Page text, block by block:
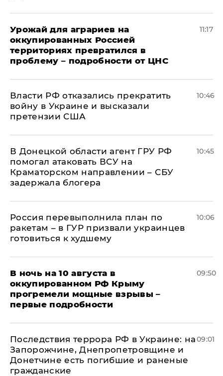
Урожай для аграриев на
оккупированных Россией
территориях превратился в
проблему – подробности от ЦНС
11:17
Власти РФ отказались прекратить
войну в Украине и высказали
претензии США
10:46
В Донецкой области агент ГРУ РФ
помогал атаковать ВСУ на
Краматорском направлении – СБУ
задержала блогера
10:45
Россия перевыполнила план по
ракетам – в ГУР призвали украинцев
готовиться к худшему
10:06
В ночь на 10 августа в
оккупированном РФ Крыму
прогремели мощные взрывы –
первые подробности
09:50
Последствия террора РФ в Украине: на
Запорожчине, Днепропетровщине и
Донетчине есть погибшие и раненые
гражданские
09:01